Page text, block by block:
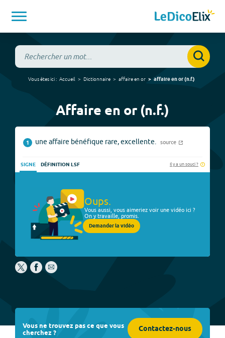
Vous êtes ici : Accueil Dictionnaire affaire en or affaire en or(n.f.)
Affaire en or (n.f.)
1 une affaire bénéfique rare, excellente. source
SIGNE DÉFINITION LSF Il y a un souci ?
Oups.
Vous aussi, vous aimeriez voir une vidéo ici ?
On y travaille, promis.
Demander la vidéo
Vous ne trouvez pas ce que vous
cherchez ? Contactez-nous